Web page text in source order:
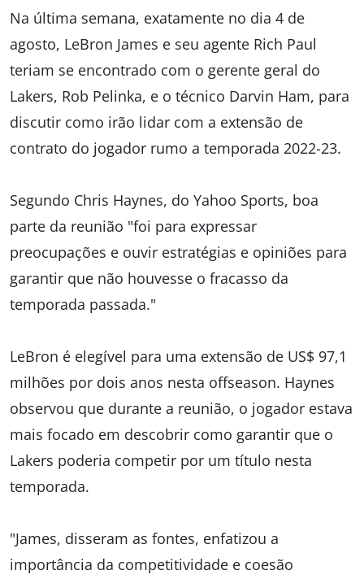
Na última semana, exatamente no dia 4 de
agosto, LeBron James e seu agente Rich Paul
teriam se encontrado com o gerente geral do
Lakers, Rob Pelinka, e o técnico Darvin Ham, para
discutir como irão lidar com a extensão de
contrato do jogador rumo a temporada 2022-23.
Segundo Chris Haynes, do Yahoo Sports, boa
parte da reunião "foi para expressar
preocupações e ouvir estratégias e opiniões para
garantir que não houvesse o fracasso da
temporada passada."
LeBron é elegível para uma extensão de US$ 97,1
milhões por dois anos nesta offseason. Haynes
observou que durante a reunião, o jogador estava
mais focado em descobrir como garantir que o
Lakers poderia competir por um título nesta
temporada.
"James, disseram as fontes, enfatizou a
importância da competitividade e coesão